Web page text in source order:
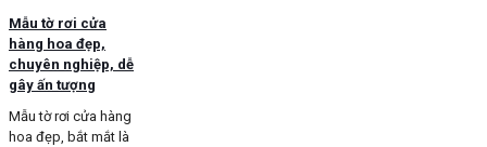
Mẫu tờ rơi cửa
hàng hoa đẹp,
chuyên nghiệp, dễ
gây ấn tượng
Mẫu tờ rơi cửa hàng
hoa đẹp, bắt mắt là